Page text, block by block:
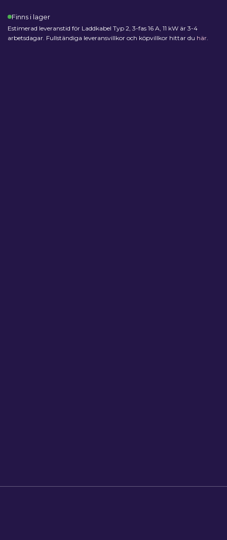
Finns i lager
Estimerad leveranstid för Laddkabel Typ 2, 3-fas 16 A, 11 kW är 3-4
arbetsdagar. Fullständiga leveransvillkor och köpvillkor hittar du här.